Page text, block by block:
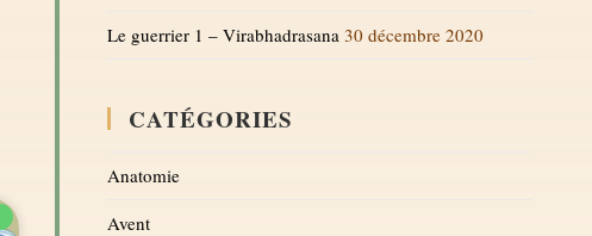
Le guerrier 1 – Virabhadrasana 30 décembre 2020
CATÉGORIES
Anatomie
Avent